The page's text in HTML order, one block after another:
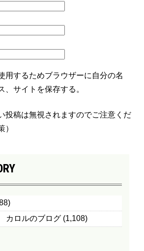
用するためブラウザーに自分の名
、サイトを保存する。
投稿は無視されますのでご注意くだ
）
カロルのブログ (1,108)